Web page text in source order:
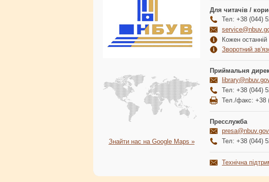
Знайти нас на Google Maps »
Для читачів /
Тел: +38 (044)
Кожен
Зворотний
Приймальня
Тел: +38 (044)
Тел./факс: +38
Пресслужба
Тел: +38 (044)
Технічна